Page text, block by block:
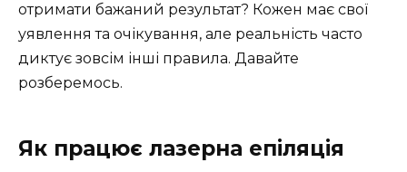
отримати бажаний результат? Кожен має свої
уявлення та очікування, але реальність часто
диктує зовсім інші правила. Давайте
розберемось.
Як працює лазерна епіляція